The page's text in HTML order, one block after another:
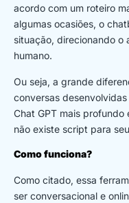
acordo com um roteiro
algumas ocasiões, o
situação, direcionando o
humano.
Ou seja, a grande
conversas
Chat GPT mais
não existe script para
Como funciona?
Como citado, essa
ser conversacional e